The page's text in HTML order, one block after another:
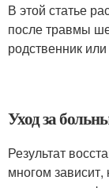
В этой статье
после травмы
родственник
Уход за
Результат
многом зависит,